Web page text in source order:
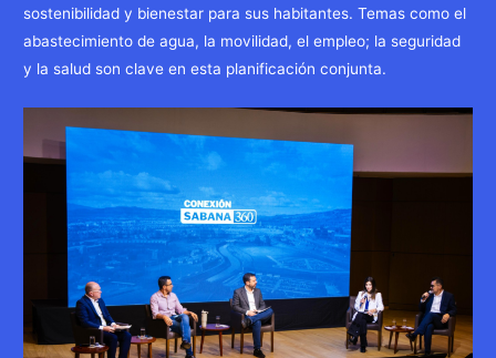
sostenibilidad y bienestar para sus habitantes. Temas como el
abastecimiento de agua, la movilidad, el empleo; la seguridad
y la salud son clave en esta planificación conjunta.